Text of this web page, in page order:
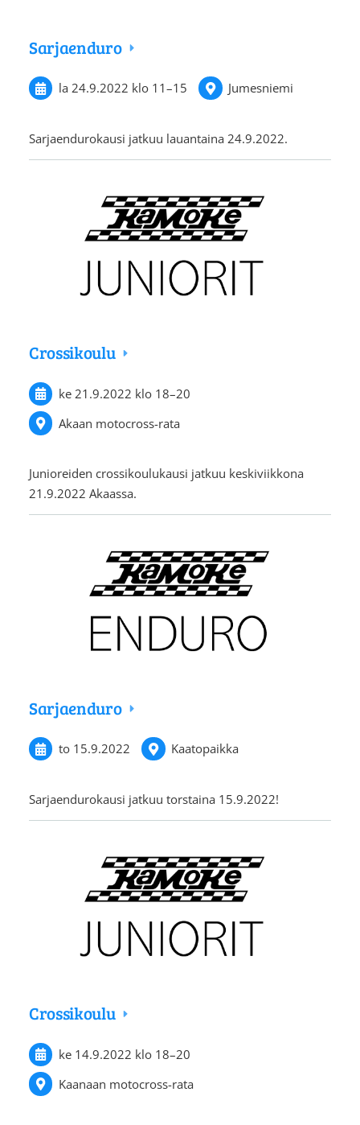
Sarjaenduro
la 24.9.2022 klo 11–15 Jumesniemi
Sarjaendurokausi jatkuu lauantaina 24.9.2022.
Crossikoulu
ke 21.9.2022 klo 18–20
Akaan motocross-rata
Junioreiden crossikoulukausi jatkuu keskiviikkona
21.9.2022 Akaassa.
Sarjaenduro
to 15.9.2022 Kaatopaikka
Sarjaendurokausi jatkuu torstaina 15.9.2022!
Crossikoulu
ke 14.9.2022 klo 18–20
Kaanaan motocross-rata